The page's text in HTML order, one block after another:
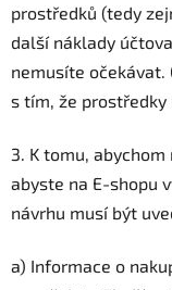
prostředků (tedy
další náklady
nemusíte očekávat.
s tím, že prostředky
3. K tomu,
abyste na E-shopu
návrhu musí být
a) Informace o